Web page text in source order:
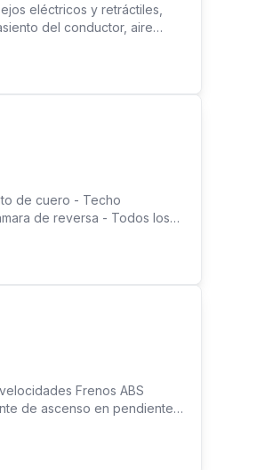
eléctricos y retráctiles,
del conductor, aire
luces alógenas, pantalla
20,900 Estamos
Banco Nacional. Búscanos
sinónimo de confianza,
de cuero - Techo
de reversa - Todos los
al dia - Acepto Trade in -
Frenos ABS
de ascenso en pendiente
de puertas Llave de entrada
ISOFIX Luces